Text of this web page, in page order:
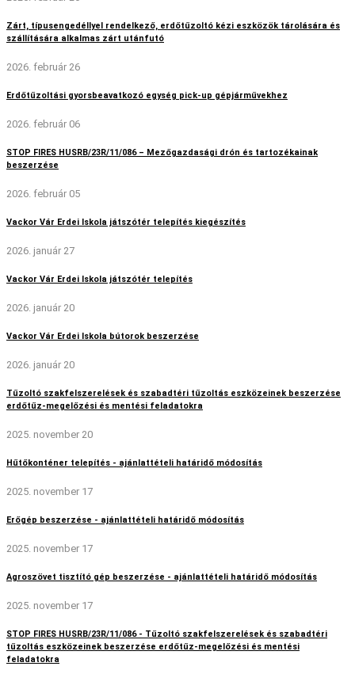
Zárt, típusengedéllyel rendelkező, erdőtűzoltó kézi eszközök tárolására és
szállítására alkalmas zárt utánfutó
2026. február 26
Erdőtűzoltási gyorsbeavatkozó egység pick-up gépjárművekhez
2026. február 06
STOP FIRES HUSRB/23R/11/086 – Mezőgazdasági drón és tartozékainak
beszerzése
2026. február 05
Vackor Vár Erdei Iskola játszótér telepítés kiegészítés
2026. január 27
Vackor Vár Erdei Iskola játszótér telepítés
2026. január 20
Vackor Vár Erdei Iskola bútorok beszerzése
2026. január 20
Tűzoltó szakfelszerelések és szabadtéri tűzoltás eszközeinek beszerzése
erdőtűz-megelőzési és mentési feladatokra
2025. november 20
Hűtőkonténer telepítés - ajánlattételi határidő módosítás
2025. november 17
Erőgép beszerzése - ajánlattételi határidő módosítás
2025. november 17
Agroszövet tisztító gép beszerzése - ajánlattételi határidő módosítás
2025. november 17
STOP FIRES HUSRB/23R/11/086 - Tűzoltó szakfelszerelések és szabadtéri
tűzoltás eszközeinek beszerzése erdőtűz-megelőzési és mentési
feladatokra